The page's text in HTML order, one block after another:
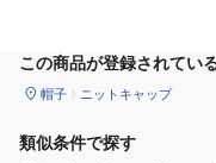
この商品が登録されてい
帽子 ニットキャップ
類似条件で探す